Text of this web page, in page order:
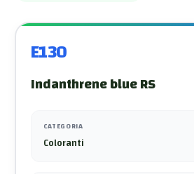
E130
Indanthrene blue RS
CATEGORIA
Coloranti